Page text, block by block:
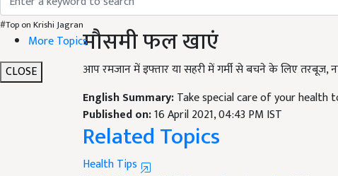
#Top on Krishi Jagran
More Topics
CLOSE
मौसमी फल खाएं
आप रमजान में इफ्तार या सहरी में गर्मी से बचने के लिए
Take special care of your health
Published on:16 April 2021, 04:43 PM IST
Related Topics
Health Tips
Health Tips Covid-19